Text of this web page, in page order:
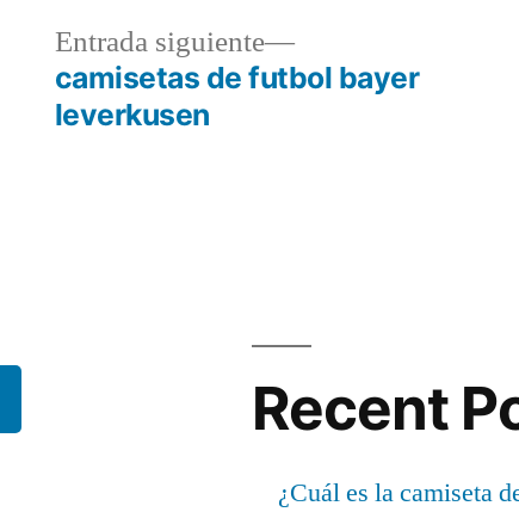
Entrada siguiente
Entrada
siguiente:
camisetas de futbol bayer
leverkusen
Recent
¿Cuál es la camiseta